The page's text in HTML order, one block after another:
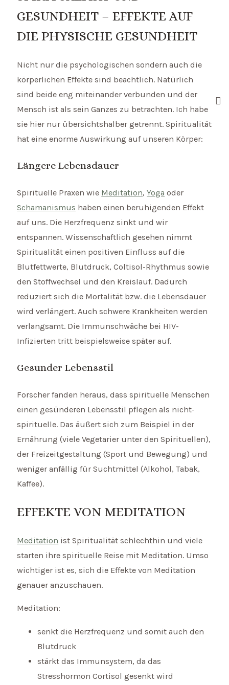
GESUNDHEIT – EFFEKTE AUF
DIE PHYSISCHE GESUNDHEIT
Nicht nur die psychologischen sondern auch die
körperlichen Effekte sind beachtlich. Natürlich
sind beide eng miteinander verbunden und der
Mensch ist als sein Ganzes zu betrachten. Ich habe
sie hier nur übersichtshalber getrennt. Spiritualität
hat eine enorme Auswirkung auf unseren Körper:
Längere Lebensdauer
Spirituelle Praxen wie Meditation,Yoga oder
Schamanismus haben einen beruhigenden Effekt
auf uns. Die Herzfrequenz sinkt und wir
entspannen. Wissenschaftlich gesehen nimmt
Spiritualität einen positiven Einfluss auf die
Blutfettwerte, Blutdruck, Coltisol-Rhythmus sowie
den Stoffwechsel und den Kreislauf. Dadurch
reduziert sich die Mortalität bzw. die Lebensdauer
wird verlängert. Auch schwere Krankheiten werden
verlangsamt. Die Immunschwäche bei HIV-
Infizierten tritt beispielsweise später auf.
Gesunder Lebensstil
Forscher fanden heraus, dass spirituelle Menschen
einen gesünderen Lebensstil pflegen als nicht-
spirituelle. Das äußert sich zum Beispiel in der
Ernährung (viele Vegetarier unter den Spirituellen),
der Freizeitgestaltung (Sport und Bewegung) und
weniger anfällig für Suchtmittel (Alkohol, Tabak,
Kaffee).
EFFEKTE VON MEDITATION
Meditation ist Spiritualität schlechthin und viele
starten ihre spirituelle Reise mit Meditation. Umso
wichtiger ist es, sich die Effekte von Meditation
genauer anzuschauen.
Meditation:
senkt die Herzfrequenz und somit auch den
Blutdruck
stärkt das Immunsystem, da das
Stresshormon Cortisol gesenkt wird